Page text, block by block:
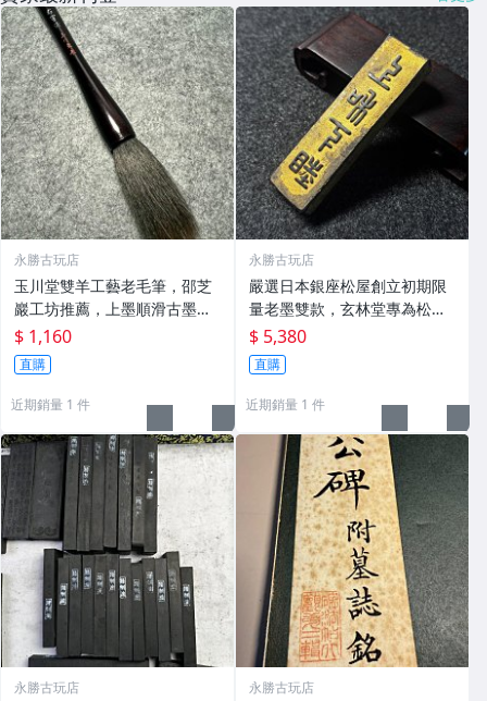
永勝古玩店
玉川堂雙羊工藝老毛筆，邵芝
巖工坊推薦，上墨順滑古墨專
用 老墨 冬青 老筆
$ 1,160
直購
近期銷量 1 件
永勝古玩店
嚴選日本銀座松屋創立初期限
量老墨雙款，玄林堂專為松屋
打造，重量22.5g，適合收藏
及品味民國時期古雅文化 文房
用具 民國古墨 收藏文玩
$ 5,380
直購
近期銷量 1 件
永勝古玩店 永勝古玩店